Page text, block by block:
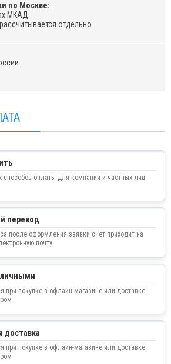
по Москве:
МКАД.
отдельно
способов оплаты для компаний и частных лиц
перевод
после оформления заявки счет приходит на
почту
при покупке в офлайн-магазине или доставке
доставка
при покупке в офлайн-магазине или доставке